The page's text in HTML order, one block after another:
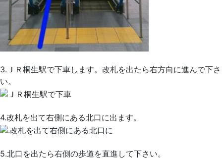
3.ＪＲ桐生駅で下車します。改札を出たら右方向に進んで下さ
い。
4.改札を出て右側にある北口に出ます。
5.北口を出たら右側の歩道を直進して下さい。